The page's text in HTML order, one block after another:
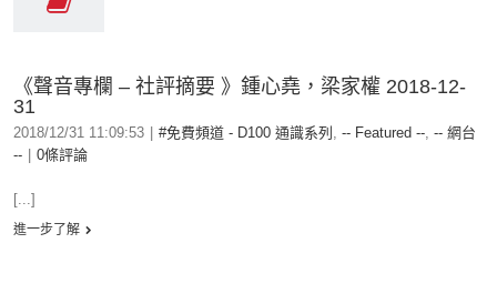
《聲音專欄 – 社評摘要 》鍾心堯，梁家權 2018-12-
31
2018/12/31 11:09:53 #免費頻道 - D100 通識系列 , -- Featured --, -- 網台
--
0條評論
[...]
進一步了解